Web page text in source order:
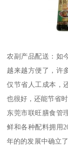
农副产品配送：如
越来越方便了，许
仅节省人工成本，
也很好，还能节省时
东莞市联旺膳食管
鲜和各种配料拥用
年的的发展中确立